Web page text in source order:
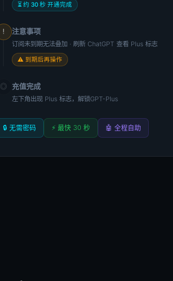
⏳ 约 30 秒 开通完成
! 注意事项
订阅未到期无法叠加 · 刷新 ChatGPT 查看 Plus 标志
⚠ 到期后再操作
◎ 充值完成
左下角出现 Plus 标志，解锁GPT-Plus
🔒 无需密码 ⚡ 最快 30 秒 🤖 全程自助